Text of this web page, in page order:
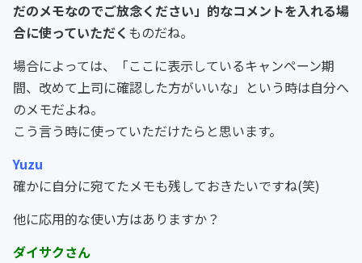
だのメモなのでご放念ください」的なコメントを入れる場
合に使っていただく ものだね。
場合によっては、「ここに表示しているキャンペーン期
間、改めて上司に確認した方がいいな」という時は自分へ
のメモだよね。
こう言う時に使っていただけたらと思います。
Yuzu
確かに自分に宛てたメモも残しておきたいですね(笑)
他に応用的な使い方はありますか？
ダイサクさん